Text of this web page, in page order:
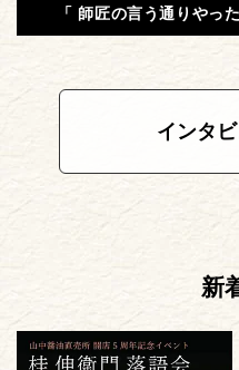
「 師匠の言う通りやっ
インタ
新